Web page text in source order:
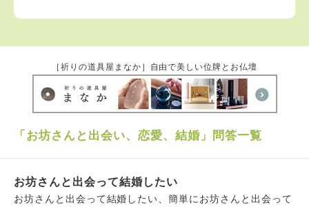
［祈りの道具屋まなか］自由で美しい位牌とお仏壇
「お坊さんと出会い、恋愛、結婚」問答一覧
お坊さんと出会って結婚したい
お坊さんと出会って結婚したい、簡単にお坊さんと出会って